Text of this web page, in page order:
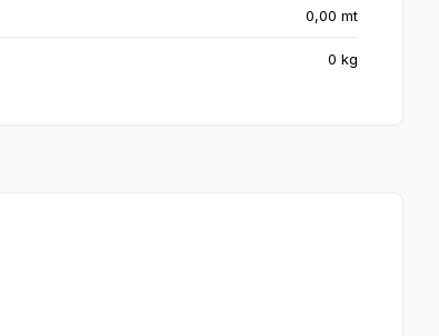
0,00 mt
0 kg